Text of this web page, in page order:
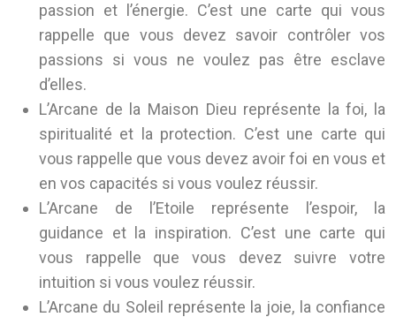
passion et l’énergie. C’est une carte qui vous
rappelle que vous devez savoir contrôler vos
passions si vous ne voulez pas être esclave
d’elles.
L’Arcane de la Maison Dieu représente la foi, la
spiritualité et la protection. C’est une carte qui
vous rappelle que vous devez avoir foi en vous et
en vos capacités si vous voulez réussir.
L’Arcane de l’Etoile représente l’espoir, la
guidance et la inspiration. C’est une carte qui
vous rappelle que vous devez suivre votre
intuition si vous voulez réussir.
L’Arcane du Soleil représente la joie, la confiance